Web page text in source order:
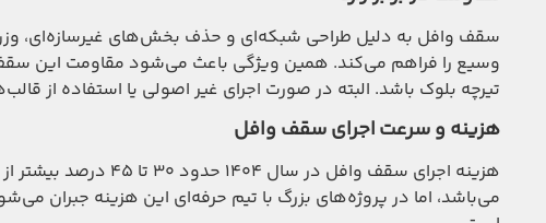
سقف وافل به دلیل طراحی شبکه‌ای و حذف بخش‌های غیرسازه‌ای،
وسیع را فراهم می‌کند. همین ویژگی باعث می‌شود مقاومت این سقف
تیرچه بلوک باشد. البته در صورت اجرای غیر اصولی یا استفاده از
هزینه و سرعت اجرای سقف وافل
هزینه اجرای سقف
می‌باشد، اما در پروژه‌های بزرگ با تیم حرفه‌ای این هزینه جبران